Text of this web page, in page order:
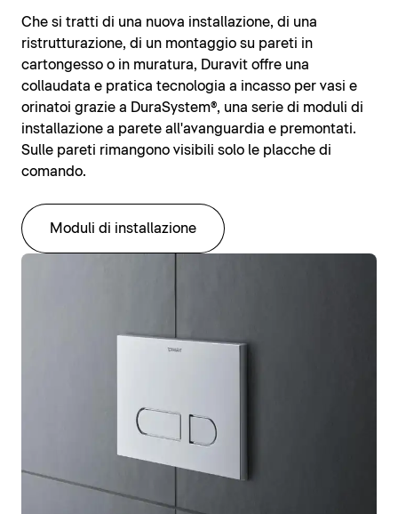
Che si tratti di una nuova installazione, di una
ristrutturazione, di un montaggio su pareti in
cartongesso o in muratura, Duravit offre una
collaudata e pratica tecnologia a incasso per vasi e
orinatoi grazie a DuraSystem®, una serie di moduli di
installazione a parete all'avanguardia e premontati.
Sulle pareti rimangono visibili solo le placche di
comando.
Moduli di installazione